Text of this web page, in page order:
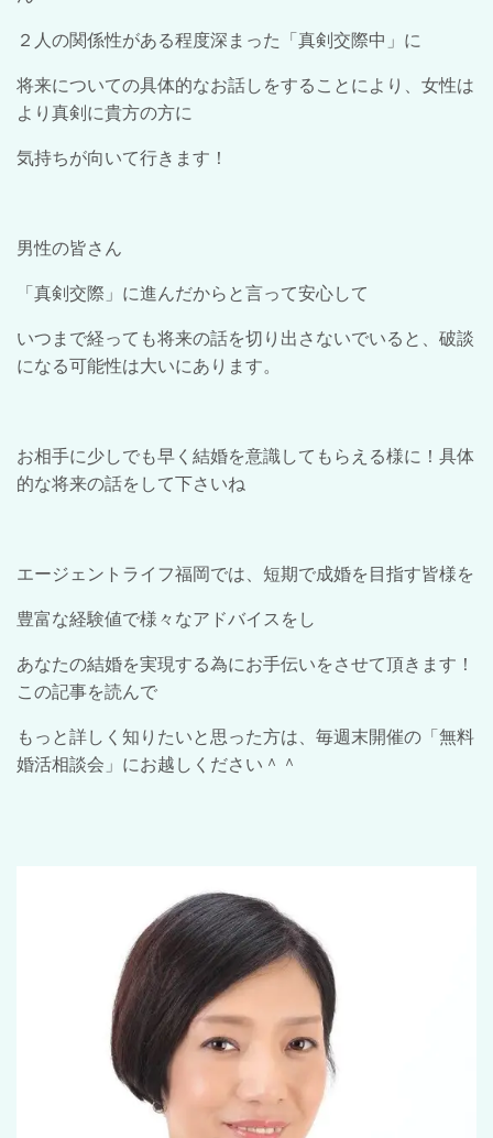
２人の関係性がある程度深まった「真剣交際中」に
将来についての具体的なお話しをすることにより、女性は
より真剣に貴方の方に
気持ちが向いて行きます！
男性の皆さん
「真剣交際」に進んだからと言って安心して
いつまで経っても将来の話を切り出さないでいると、破談
になる可能性は大いにあります。
お相手に少しでも早く結婚を意識してもらえる様に！具体
的な将来の話をして下さいね
エージェントライフ福岡では、短期で成婚を目指す皆様を
豊富な経験値で様々なアドバイスをし
あなたの結婚を実現する為にお手伝いをさせて頂きます！
この記事を読んで
もっと詳しく知りたいと思った方は、毎週末開催の「無料
婚活相談会」にお越しください＾＾